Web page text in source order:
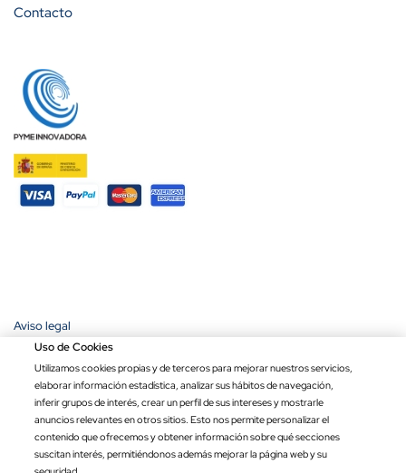
Precio por unidad Opciones totales Total
Contacto
Aviso legal
Política de privacidad
Condiciones de compra
Ley de transparencia
Copyright © 2026 Banderas Puerta de Hierro®. Todos los derechos
reservados.
Uso de Cookies
Utilizamos cookies propias y de terceros para mejorar nuestros servicios,
elaborar información estadística, analizar sus hábitos de navegación,
inferir grupos de interés, crear un perfil de sus intereses y mostrarle
anuncios relevantes en otros sitios. Esto nos permite personalizar el
contenido que ofrecemos y obtener información sobre qué secciones
suscitan interés, permitiéndonos además mejorar la página web y su